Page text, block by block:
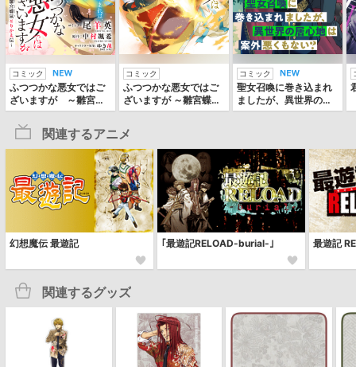
コミック
ふつつかな悪女ではご
ざいますが ～雛宮蝶
鼠とりかえ伝～ 連載
版
コミック
ふつつかな悪女ではご
ざいますが ～雛宮蝶鼠
とりかえ伝～
コミック
聖女召喚に巻き込まれ
ましたが、異世界の居
心地は案外悪くもな
関連するアニメ
幻想魔伝 最遊記 ｢最遊記RELOAD-burial-｣ 最遊記
関連するグッズ